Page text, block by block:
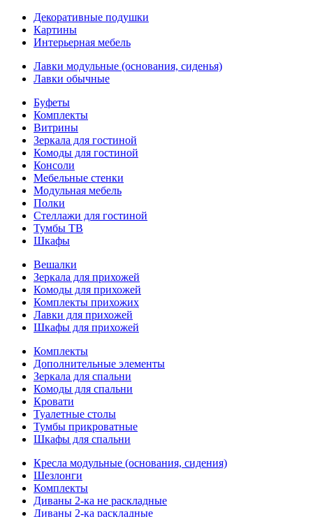
Декоративные подушки
Картины
Интерьерная мебель
Лавки модульные (основания, сиденья)
Лавки обычные
Буфеты
Комплекты
Витрины
Зеркала для гостиной
Комоды для гостиной
Консоли
Мебельные стенки
Модульная мебель
Полки
Стеллажи для гостиной
Тумбы ТВ
Шкафы
Вешалки
Зеркала для прихожей
Комоды для прихожей
Комплекты прихожих
Лавки для прихожей
Шкафы для прихожей
Комплекты
Дополнительные элементы
Зеркала для спальни
Комоды для спальни
Кровати
Туалетные столы
Тумбы прикроватные
Шкафы для спальни
Кресла модульные (основания, сидения)
Шезлонги
Комплекты
Диваны 2-ка не раскладные
Диваны 2-ка раскладные